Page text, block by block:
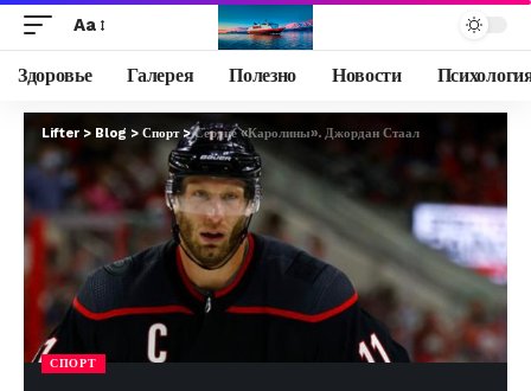
Aa
Здоровье Галерея Полезно Новости
Lifter > Blog > Спорт>Сердце «Каролины». Джордан Стаал
СПОРТ